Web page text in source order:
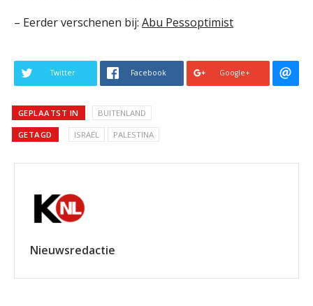
– Eerder verschenen bij: Abu Pessoptimist
Twitter Facebook Google+
GEPLAATST IN BUITENLAND
GETAGD ISRAËL PALESTINA
Nieuwsredactie